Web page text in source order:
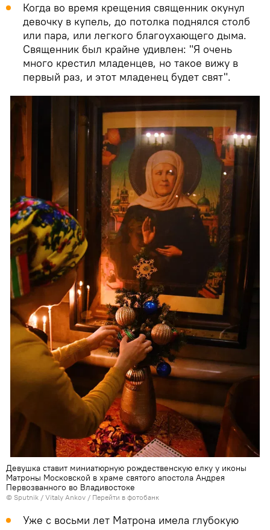
Когда во время крещения священник окунул
девочку в купель, до потолка поднялся столб
или пара, или легкого благоухающего дыма.
Священник был крайне удивлен: "Я очень
много крестил младенцев, но такое вижу в
первый раз, и этот младенец будет свят".
Девушка ставит миниатюрную рождественскую елку у иконы
Матроны Московской в храме святого апостола Андрея
Первозванного во Владивостоке
© Sputnik / Vitaly Ankov / Перейти в фотобанк
Уже с восьми лет Матрона имела глубокую